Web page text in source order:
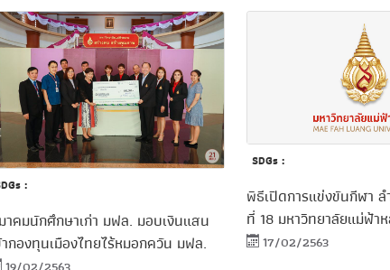
:
าคมนักศึกษาเก่า มฟล. มอบเงินแสน
ากองทุนเมืองไทยไร้หมอกควัน มฟล.
SDGs :
พิธีเปิดการแข่งขันกีฬา
ที่ 18 มหาวิทยาลัยแม่ฟ้า
17/02/2563